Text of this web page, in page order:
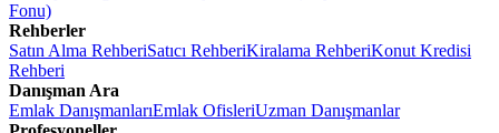
Fonu)
Rehberler
Satın Alma RehberiSatıcı RehberiKiralama RehberiKonut Kredisi
Rehberi
Danışman Ara
Emlak DanışmanlarıEmlak OfisleriUzman Danışmanlar